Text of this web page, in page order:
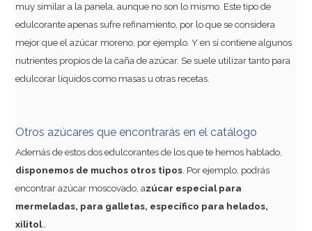
muy similar a la panela, aunque no son lo mismo. Este tipo de
edulcorante apenas sufre refinamiento, por lo que se considera
mejor que el azúcar moreno, por ejemplo. Y en sí contiene algunos
nutrientes propios de la caña de azúcar. Se suele utilizar tanto para
edulcorar líquidos como masas u otras recetas.
Otros azúcares que encontrarás en el catálogo
Además de estos dos edulcorantes de los que te hemos hablado,
disponemos de muchos otros tipos. Por ejemplo, podrás
encontrar azúcar moscovado, azúcar especial para
mermeladas, para galletas, específico para helados,
xilitol…